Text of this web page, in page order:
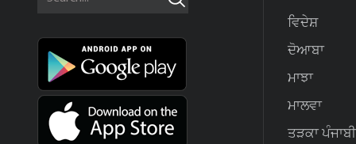
ਵਿਦੇਸ਼
ਦੋਆਬਾ
ਮਾਝਾ
ਮਾਲਵਾ
ਤੜਕਾ ਪੰਜਾਬੀ